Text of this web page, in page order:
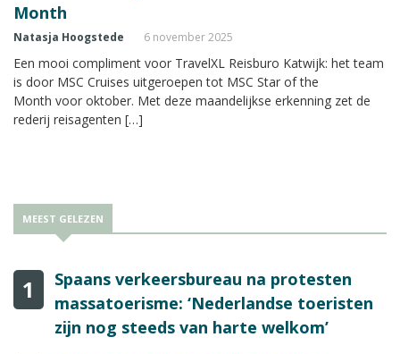
Month
Natasja Hoogstede 6 november 2025
Een mooi compliment voor TravelXL Reisburo Katwijk: het team
is door MSC Cruises uitgeroepen tot MSC Star of the
Month voor oktober. Met deze maandelijkse erkenning zet de
rederij reisagenten […]
MEEST GELEZEN
1
Spaans verkeersbureau na protesten
massatoerisme: ‘Nederlandse toeristen
zijn nog steeds van harte welkom’